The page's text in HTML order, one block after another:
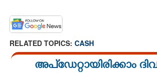
RELATED TOPICS: CASH
അപ്ഡേറ്റായിരിക്കാം